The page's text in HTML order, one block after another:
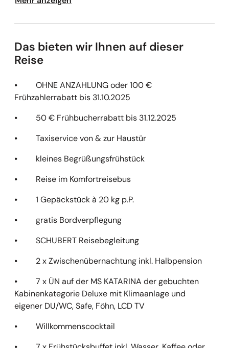
Das bieten wir Ihnen auf dieser
Reise
⦁ OHNE ANZAHLUNG oder 100 €
Frühzahlerrabatt bis 31.10.2025
⦁ 50 € Frühbucherrabatt bis 31.12.2025
⦁ Taxiservice von & zur Haustür
⦁ kleines Begrüßungsfrühstück
⦁ Reise im Komfortreisebus
⦁ 1 Gepäckstück à 20 kg p.P.
⦁ gratis Bordverpflegung
⦁ SCHUBERT Reisebegleitung
⦁ 2 x Zwischenübernachtung inkl. Halbpension
⦁ 7 x ÜN auf der MS KATARINA der gebuchten
Kabinenkategorie Deluxe mit Klimaanlage und
eigener DU/WC, Safe, Föhn, LCD TV
⦁ Willkommenscocktail